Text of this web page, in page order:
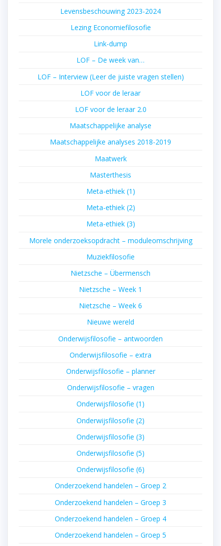
Levensbeschouwing 2023-2024
Lezing Economiefilosofie
Link-dump
LOF – De week van…
LOF – Interview (Leer de juiste vragen stellen)
LOF voor de leraar
LOF voor de leraar 2.0
Maatschappelijke analyse
Maatschappelijke analyses 2018-2019
Maatwerk
Masterthesis
Meta-ethiek (1)
Meta-ethiek (2)
Meta-ethiek (3)
Morele onderzoeksopdracht – moduleomschrijving
Muziekfilosofie
Nietzsche – Übermensch
Nietzsche – Week 1
Nietzsche – Week 6
Nieuwe wereld
Onderwijsfilosofie – antwoorden
Onderwijsfilosofie – extra
Onderwijsfilosofie – planner
Onderwijsfilosofie – vragen
Onderwijsfilosofie (1)
Onderwijsfilosofie (2)
Onderwijsfilosofie (3)
Onderwijsfilosofie (5)
Onderwijsfilosofie (6)
Onderzoekend handelen – Groep 2
Onderzoekend handelen – Groep 3
Onderzoekend handelen – Groep 4
Onderzoekend handelen – Groep 5